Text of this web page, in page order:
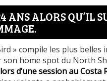
ANS ALORS QU’IL
» compile les plus belles
home spot du North
d’une session au Costa